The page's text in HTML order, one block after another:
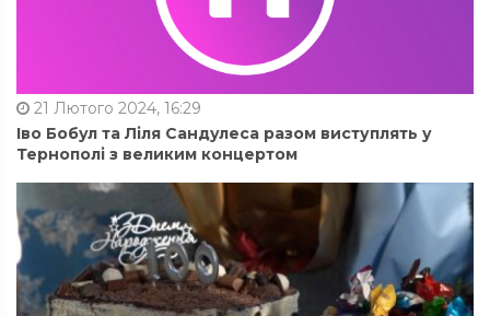
21 Лютого 2024, 16:29
Іво Бобул та Ліля Сандулеса разом виступлять у
Тернополі з великим концертом